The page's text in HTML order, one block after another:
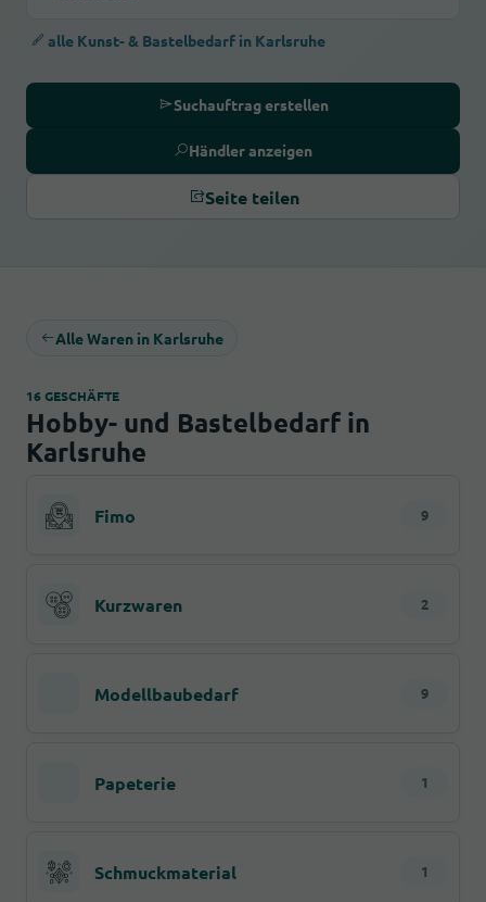
alle Kunst- & Bastelbedarf in Karlsruhe
Suchauftrag erstellen
Händler anzeigen
Seite teilen
Alle Waren in Karlsruhe
16 GESCHÄFTE
Hobby- und Bastelbedarf in
Karlsruhe
Fimo 9
Kurzwaren 2
Modellbaubedarf 9
Papeterie 1
Schmuckmaterial 1